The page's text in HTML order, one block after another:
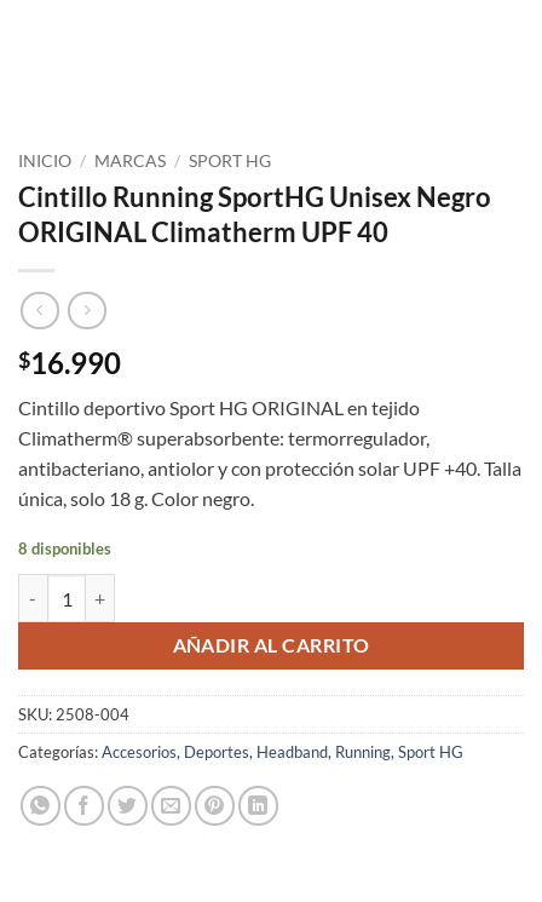
INICIO / MARCAS / SPORT HG
Cintillo Running SportHG Unisex Negro
ORIGINAL Climatherm UPF 40
$16.990
Cintillo deportivo Sport HG ORIGINAL en tejido
Climatherm® superabsorbente: termorregulador,
antibacteriano, antiolor y con protección solar UPF +40. Talla
única, solo 18 g. Color negro.
8 disponibles
AÑADIR AL CARRITO
SKU: 2508-004
Categorías:Accesorios, Deportes, Headband, Running, Sport HG